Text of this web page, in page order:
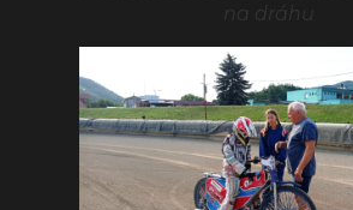
na dráhu